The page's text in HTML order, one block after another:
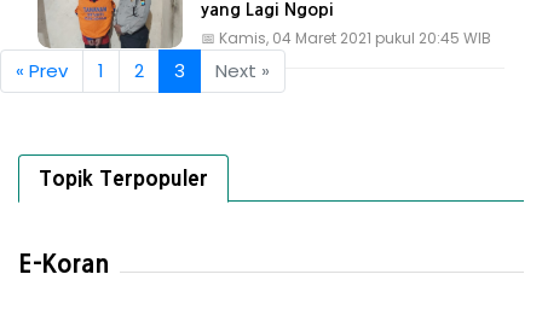
yang Lagi Ngopi
📅 Kamis, 04 Maret 2021 pukul 20:45 WIB
« Prev 1 2 3 Next »
Topik Terpopuler
E-Koran